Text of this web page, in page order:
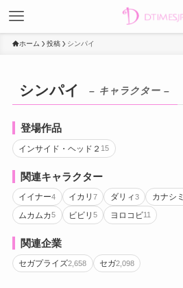
ホーム 投稿 シンパイ
シンパイ – キャラクター –
登場作品
インサイド・ヘッド２ 15
関連キャラクター
イイナー4 イカリ7 ダリィ3 カナシミ
ムカムカ5 ビビリ5 ヨロコビ11
関連企業
セガプライズ2,658 セガ2,098